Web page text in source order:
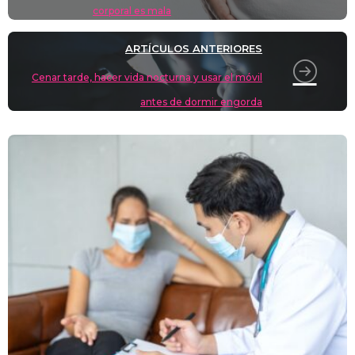
corporal es mala
ARTÍCULOS ANTERIORES
Cenar tarde, hacer vida nocturna y usar el móvil
antes de dormir engorda